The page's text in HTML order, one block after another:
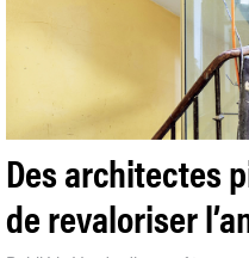
Des architectes
de revaloriser